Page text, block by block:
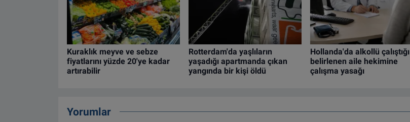
Kuraklık meyve ve sebze
fiyatlarını yüzde 20'ye kadar
artırabilir
Rotterdam'da yaşlıların
yaşadığı apartmanda çıkan
yangında bir kişi öldü
Hollanda'da alkollü çalıştığı
belirlenen aile hekimine
çalışma yasağı
Yorumlar